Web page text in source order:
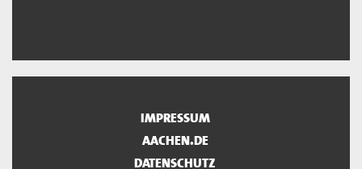
IMPRESSUM
AACHEN.DE
DATENSCHUTZ